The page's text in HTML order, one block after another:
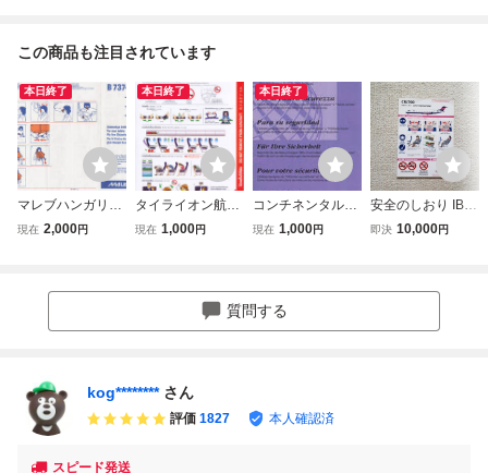
この商品も注目されています
本日終了
マレブハンガリー
航空 MALEV B737
現在 2,000円
本日終了
タイライオン航空
Thai Lion air B737
現在 1,000円
本日終了
コンチネンタルミ
クロネシア航空 C
現在 1,000円
安全のしおり IBE
Xエアラインズ C
即決 10,000円
質問する
kog******** さん
評価 1827 本人確認済
スピード発送